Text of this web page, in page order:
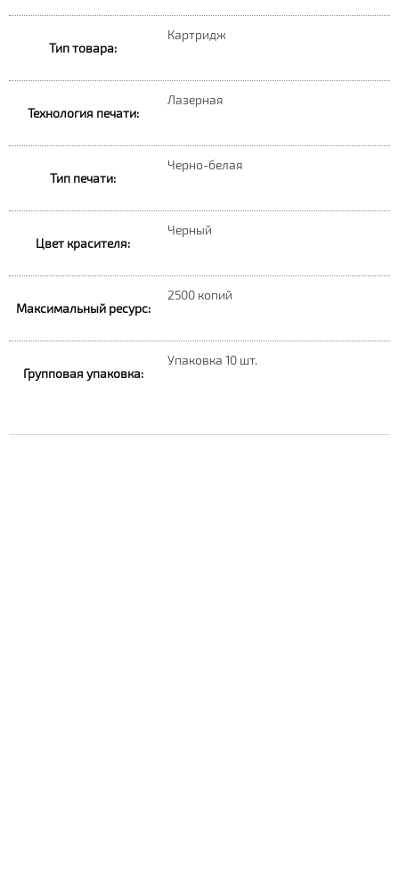
Тип товара:
Картридж
Технология печати:
Лазерная
Тип печати:
Черно-белая
Цвет красителя:
Черный
Максимальный ресурс:
2500 копий
Групповая упаковка:
Упаковка 10 шт.